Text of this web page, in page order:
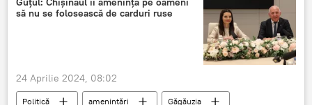
să nu se folosească de carduri ruse
24 Aprilie 2024, 08:02
Politică amenințări
Găgăuzia